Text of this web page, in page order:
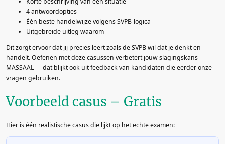
4 antwoordopties
Één beste handelwijze volgens SVPB-logica
Uitgebreide uitleg waarom
Dit zorgt ervoor dat jij precies leert zoals de SVPB wil dat je denkt en
handelt. Oefenen met deze casussen verbetert jouw slagingskans
MASSAAL — dat blijkt ook uit feedback van kandidaten die eerder onze
vragen gebruiken.
Voorbeeld casus – Gratis
Hier is één realistische casus die lijkt op het echte examen: